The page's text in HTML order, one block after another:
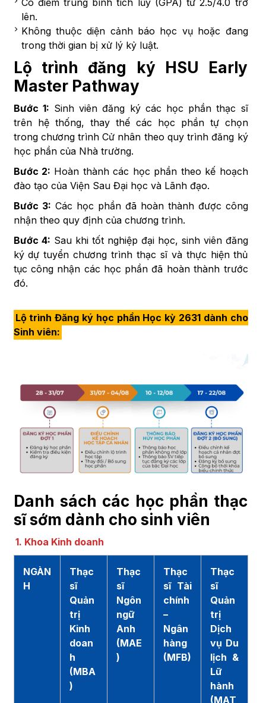
Có điểm trung bình tích lũy (GPA) từ 2.5/4.0 trở
lên.
Không thuộc diện cảnh báo học vụ hoặc đang
trong thời gian bị xử lý kỷ luật.
Lộ trình đăng ký HSU Early
Master Pathway
Bước 1: Sinh viên đăng ký các học phần thạc sĩ
trên hệ thống, thay thế các học phần tự chọn
trong chương trình Cử nhân theo quy trình đăng ký
học phần của Nhà trường.
Bước 2: Hoàn thành các học phần theo kế hoạch
đào tạo của Viện Sau Đại học và Lãnh đạo.
Bước 3: Các học phần đã hoàn thành được công
nhận theo quy định của chương trình.
Bước 4: Sau khi tốt nghiệp đại học, sinh viên đăng
ký dự tuyển chương trình thạc sĩ và thực hiện thủ
tục công nhận các học phần đã hoàn thành trước
đó.
Lộ trình Đăng ký học phần Học kỳ 2631 dành cho
Sinh viên:
Danh sách các học phần thạc
sĩ sớm dành cho sinh viên
1. Khoa Kinh doanh
NGÀN
H
Thạc
sĩ
Quản
trị
Kinh
doan
h
(MBA
)
Thạc
sĩ
Ngôn
ngữ
Anh
(MAE
)
Thạc
sĩ Tài
chính
–
Ngân
hàng
(MFB)
Thạc
sĩ
Quản
trị
Dịch
vụ Du
lịch &
Lữ
hành
(MAT